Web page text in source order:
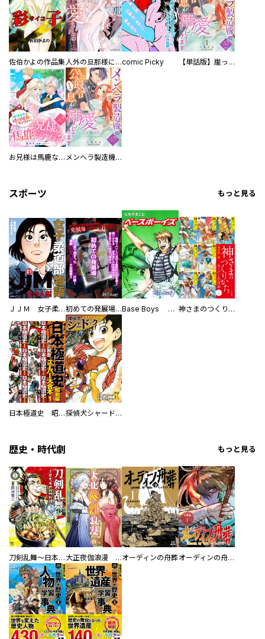
佐伯かよの作品集 人外の旦那様に娶られ毎晩ナカまで愛される…。アンソロジーcomic Picky 【単話版】崖っぷち令嬢ですが、意地と策略で幸せになります！シリーズ
お兄様は馬鹿なんですか？～地味王女は婚約破棄に巻き込まれる～ メンヘラ製造機の公爵令息（過保護）が溺愛してきます
スポーツ もっと見る
ＪＪＭ 女子柔道部物語 社会人編 初めての発展場 【白抜き修正版】 Base Boys 新装版 神さまのつくりかた。スーパー大合本
日本極道史 昭和編 スーパー大合本 探偵犬シャードック（新装版）
歴史・時代劇 もっと見る
刀剣乱舞～日本号つれづれ酒～ 大正夜伽浪漫 －金曜日の花嫁—オーディンの舟葬 オーディンの舟葬 分冊版